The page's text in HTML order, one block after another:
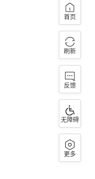
首页
刷新
反馈
无障碍
更多